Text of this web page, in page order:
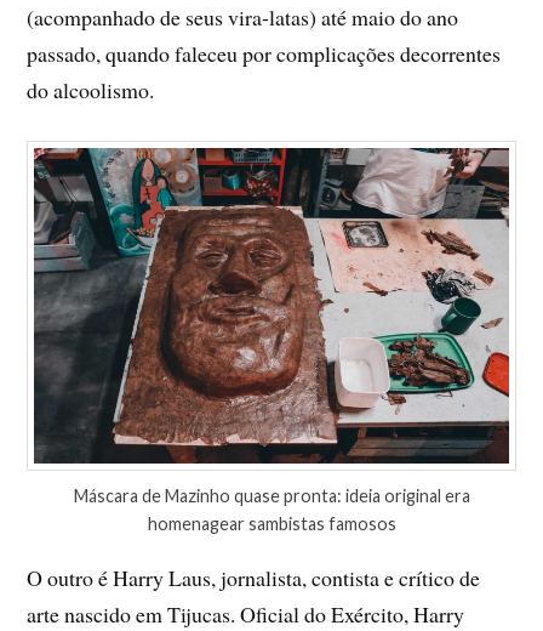
(acompanhado de seus vira-latas) até maio do ano
passado, quando faleceu por complicações decorrentes
do alcoolismo.
Máscara de Mazinho quase pronta: ideia original era
homenagear sambistas famosos
O outro é Harry Laus, jornalista, contista e crítico de
arte nascido em Tijucas. Oficial do Exército, Harry